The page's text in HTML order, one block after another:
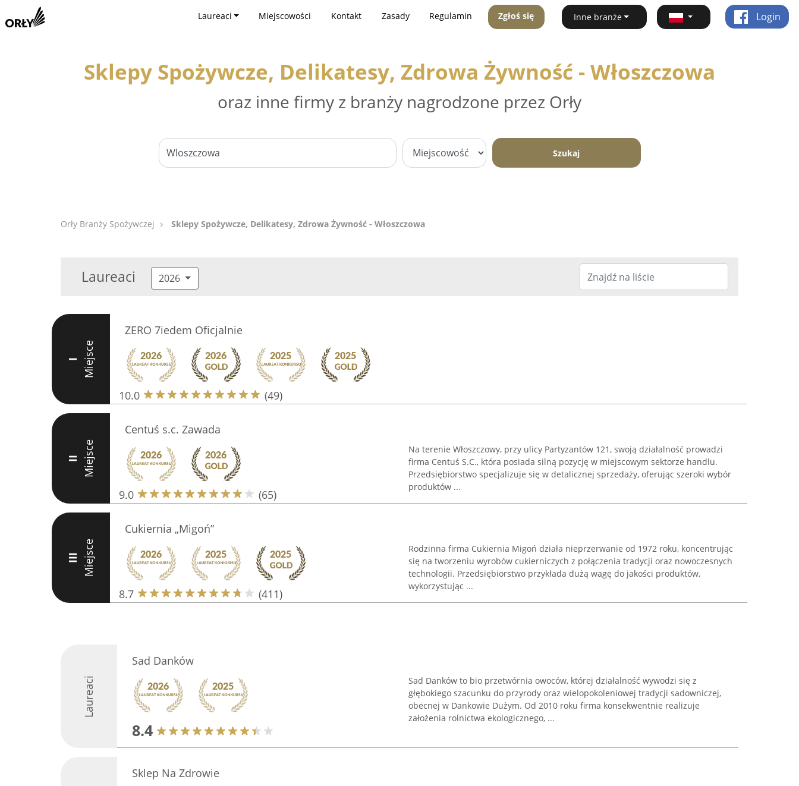
Laureaci Miejscowości Kontakt Zasady Regulamin Zgłoś się Inne branże Login
Sklepy Spożywcze, Delikatesy, Zdrowa Żywność - Włoszczowa
oraz inne firmy z branży nagrodzone przez Orły
Szukaj
Orły Branży Spożywczej Sklepy Spożywcze, Delikatesy, Zdrowa Żywność - Włoszczowa
Laureaci 2026
I Miejsce
ZERO 7iedem Oficjalnie
10.0 (49)
II Miejsce
Centuś s.c. Zawada
9.0 (65)
Na terenie Włoszczowy, przy ulicy Partyzantów 121, swoją działalność prowadzi
firma Centuś S.C., która posiada silną pozycję w miejscowym sektorze handlu.
Przedsiębiorstwo specjalizuje się w detalicznej sprzedaży, oferując szeroki wybór
produktów ...
III Miejsce
Cukiernia „Migoń”
8.7 (411)
Rodzinna firma Cukiernia Migoń działa nieprzerwanie od 1972 roku, koncentrując
się na tworzeniu wyrobów cukierniczych z połączenia tradycji oraz nowoczesnych
technologii. Przedsiębiorstwo przykłada dużą wagę do jakości produktów,
wykorzystując ...
Laureaci
Sad Danków
8.4
Sad Danków to bio przetwórnia owoców, której działalność wywodzi się z
głębokiego szacunku do przyrody oraz wielopokoleniowej tradycji sadowniczej,
obecnej w Dankowie Dużym. Od 2010 roku firma konsekwentnie realizuje
założenia rolnictwa ekologicznego, ...
Sklep Na Zdrowie